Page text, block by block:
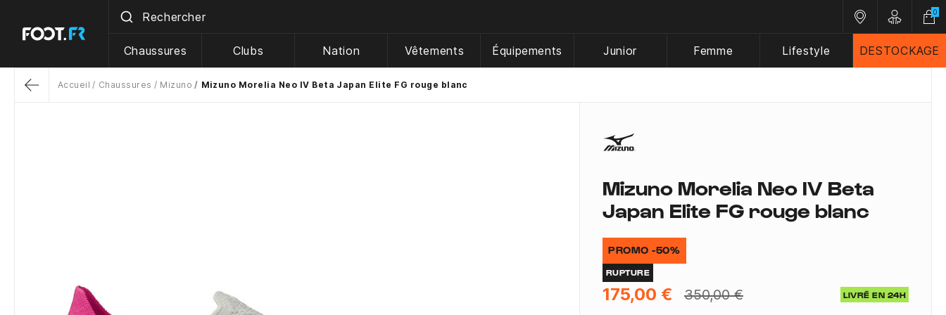
Nos magasins
Customer
0
Chaussures Clubs Nation Vêtements Équipements Junior Femme Lifestyle DESTOCKAGE
Accueil Chaussures Mizuno Mizuno Morelia Neo IV Beta Japan Elite FG rouge blanc
Mizuno Morelia Neo IV Beta
Japan Elite FG rouge blanc
PROMO -50%
RUPTURE
175,00 € 350,00 € LIVRÉ EN 24H